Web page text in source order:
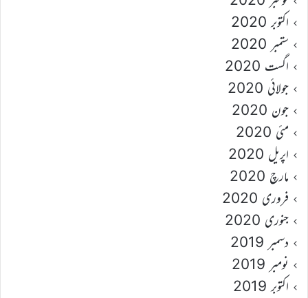
اکتوبر 2020
ستمبر 2020
اگست 2020
جولائی 2020
جون 2020
مئی 2020
اپریل 2020
مارچ 2020
فروری 2020
جنوری 2020
دسمبر 2019
نومبر 2019
اکتوبر 2019